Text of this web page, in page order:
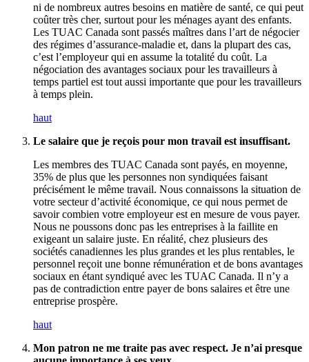
ni de nombreux autres besoins en matière de santé, ce qui peut
coûter très cher, surtout pour les ménages ayant des enfants.
Les TUAC Canada sont passés maîtres dans l’art de négocier
des régimes d’assurance-maladie et, dans la plupart des cas,
c’est l’employeur qui en assume la totalité du coût. La
négociation des avantages sociaux pour les travailleurs à
temps partiel est tout aussi importante que pour les travailleurs
à temps plein.
haut
Le salaire que je reçois pour mon travail est insuffisant.
Les membres des TUAC Canada sont payés, en moyenne,
35% de plus que les personnes non syndiquées faisant
précisément le même travail. Nous connaissons la situation de
votre secteur d’activité économique, ce qui nous permet de
savoir combien votre employeur est en mesure de vous payer.
Nous ne poussons donc pas les entreprises à la faillite en
exigeant un salaire juste. En réalité, chez plusieurs des
sociétés canadiennes les plus grandes et les plus rentables, le
personnel reçoit une bonne rémunération et de bons avantages
sociaux en étant syndiqué avec les TUAC Canada. Il n’y a
pas de contradiction entre payer de bons salaires et être une
entreprise prospère.
haut
Mon patron ne me traite pas avec respect. Je n’ai presque